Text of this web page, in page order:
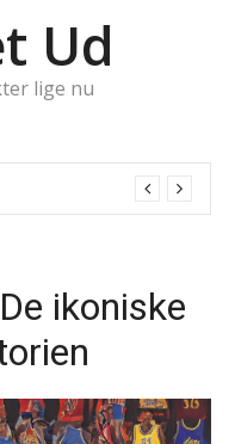
Ud
lige nu
ikoniske